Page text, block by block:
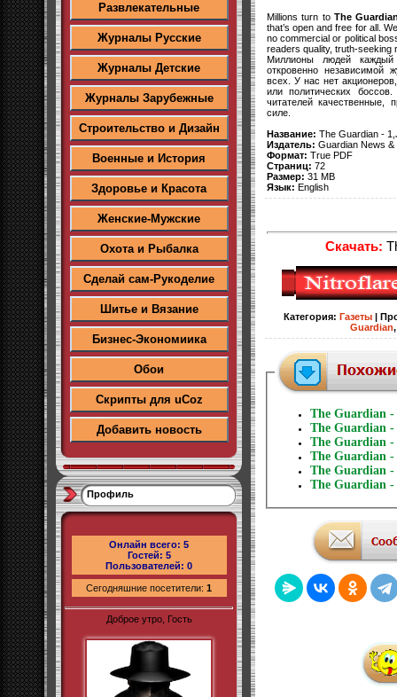
Развлекательные
Журналы Русские
Журналы Детские
Журналы Зарубежные
Строительство и Дизайн
Военные и История
Здоровье и Красота
Женские-Мужские
Охота и Рыбалка
Сделай сам-Рукоделие
Шитье и Вязание
Бизнес-Экономиика
Обои
Скрипты для uCoz
Добавить новость
Профиль
Онлайн всего: 5
Гостей: 5
Пользователей: 0
Сегодняшние посетители: 1
Доброе утро, Гость
Millions turn to The
that’s open and free for all.
no commercial or political
readers quality, truth-seeking
Миллионы людей
откровенно независимой
всех. У нас нет
или политических
читателей
силе.
Название: The Guardian -
Издатель: Guardian News &
Формат: True PDF
Страниц: 72
Размер: 31 MB
Язык: English
Скачать:
Категория: Газеты
Guardian
The Guardian -
The Guardian -
The Guardian -
The Guardian -
The Guardian -
The Guardian -